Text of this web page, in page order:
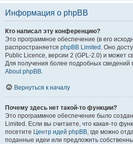
Информация о phpBB
Кто написал эту конференцию?
Это программное обеспечение (в его
распространяется phpBB Limited . Оно
Public Licence, версии 2 (GPL-2.0) и может
Для получения более подробных сведений
About phpBB.
Вернуться к началу
Почему здесь нет такой-то функции?
Это программное обеспечение было
Limited. Если вы считаете, что какая-то
посетите Центр идей phpBB, где можно
поданные идеи или предложить